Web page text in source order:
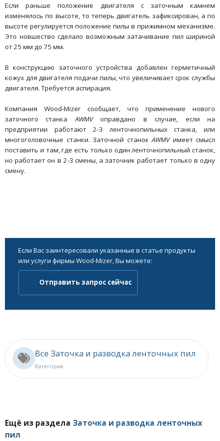
Если раньше положение двигателя с заточным камнем
изменялось по высоте, то теперь двигатель зафиксирован, а по
высоте регулируется положение пилы в прижимном механизме.
Это новшество сделало возможным затачивание пил шириной
от 25 мм до 75 мм.
В конструкцию заточного устройства добавлен герметичный
кожух для двигателя подачи пилы, что увеличивает срок службы
двигателя. Требуется аспирация.
Компания Wood-Mizer сообщает, что применение нового
заточного станкаAWMVоправдано в случае, если на
предприятии работают 2-3 ленточнопильных станка, или
многоголовочные станки. Заточной станокAWMVимеет смысл
поставить и там, где есть только один ленточнопильный станок,
но работает он в 2-3 смены, а заточник работает только в одну
смену.
Если Вас заинтересовали указанные в статье продукты
или услуги фирмы Wood-Mizer, Вы можете:
Отправить запрос сейчас
Все Заточка и разводка ленточных пил
Категория
Ещё из раздела Заточка и разводка ленточных
пил